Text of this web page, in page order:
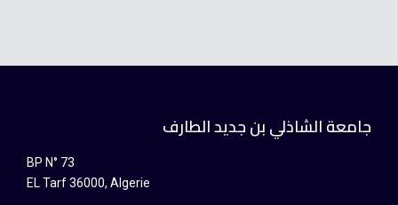
جامعة الشاذلي بن جديد الطارف
BP N° 73
EL Tarf 36000, Algerie